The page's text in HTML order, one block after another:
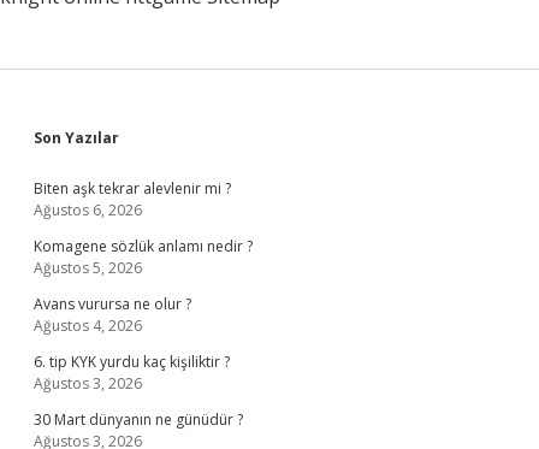
Sidebar
Son Yazılar
Biten aşk tekrar alevlenir mi ?
Ağustos 6, 2026
Komagene sözlük anlamı nedir ?
Ağustos 5, 2026
Avans vurursa ne olur ?
Ağustos 4, 2026
6. tip KYK yurdu kaç kişiliktir ?
Ağustos 3, 2026
30 Mart dünyanın ne günüdür ?
Ağustos 3, 2026